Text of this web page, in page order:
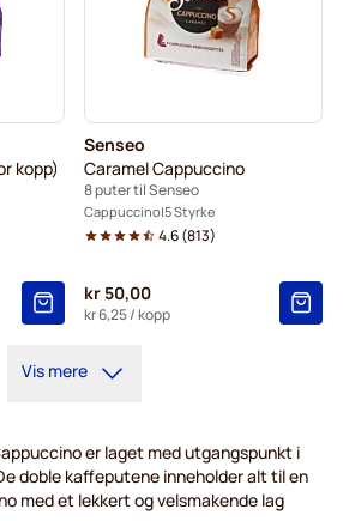
kopp)
Senseo
Caramel Cappuccino
8 puter til Senseo
Cappuccino 5 Styrke
4.6(813)
kr 50,00
kr 6,25/ kopp
Vis mere
er laget med utgangspunkt i
doble kaffeputene inneholder alt til en
med et lekkert og velsmakende lag